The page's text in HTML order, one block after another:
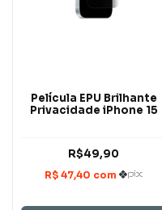
Película EPU Brilhante
Privacidade iPhone 15
R$49,90